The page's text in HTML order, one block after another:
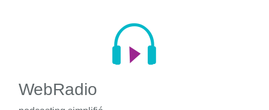
WebRadio